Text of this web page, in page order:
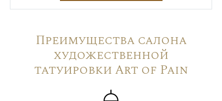
Преимущества салона
художественной
татуировки Art of Pain